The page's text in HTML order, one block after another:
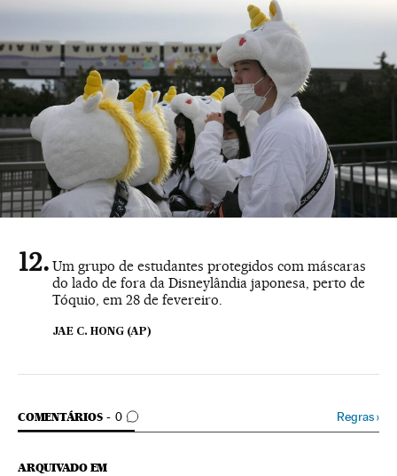
Um grupo de estudantes protegidos com máscaras
do lado de fora da Disneylândia japonesa, perto de
Tóquio, em 28 de fevereiro.
JAE C. HONG (AP)
COMENTÁRIOS 0
COMENTÁRIOS Regras›
ARQUIVADO EM